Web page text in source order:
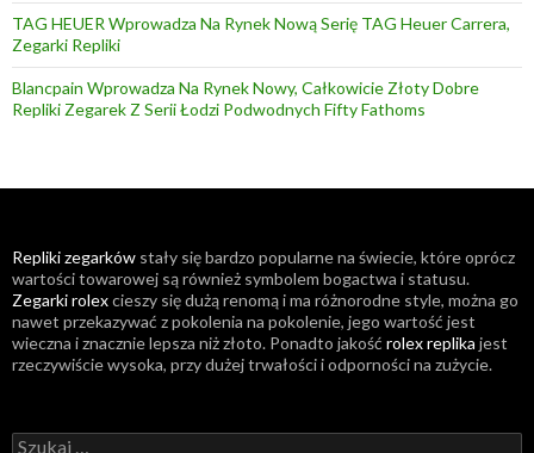
TAG HEUER Wprowadza Na Rynek Nową Serię TAG Heuer Carrera,
Zegarki Repliki
Blancpain Wprowadza Na Rynek Nowy, Całkowicie Złoty Dobre
Repliki Zegarek Z Serii Łodzi Podwodnych Fifty Fathoms
Repliki zegarków stały się bardzo popularne na świecie, które oprócz
wartości towarowej są również symbolem bogactwa i statusu.
Zegarki rolexcieszy się dużą renomą i ma różnorodne style, można go
nawet przekazywać z pokolenia na pokolenie, jego wartość jest
wieczna i znacznie lepsza niż złoto. Ponadto jakość rolex replika jest
rzeczywiście wysoka, przy dużej trwałości i odporności na zużycie.
Szukaj: